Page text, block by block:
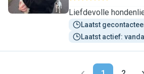
Liefdevolle
Laatst
Laatst actief: